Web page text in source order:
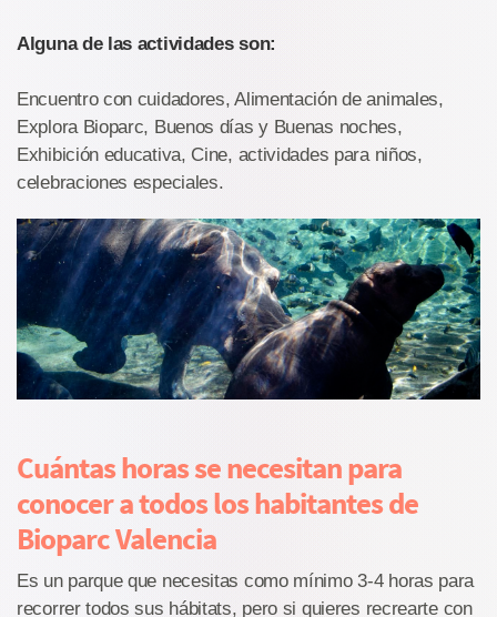
Alguna de las actividades son:
Encuentro con cuidadores, Alimentación de animales,
Explora Bioparc, Buenos días y Buenas noches,
Exhibición educativa, Cine, actividades para niños,
celebraciones especiales.
Cuántas horas se necesitan para
conocer a todos los habitantes de
Bioparc Valencia
Es un parque que necesitas como mínimo 3-4 horas para
recorrer todos sus hábitats, pero si quieres recrearte con